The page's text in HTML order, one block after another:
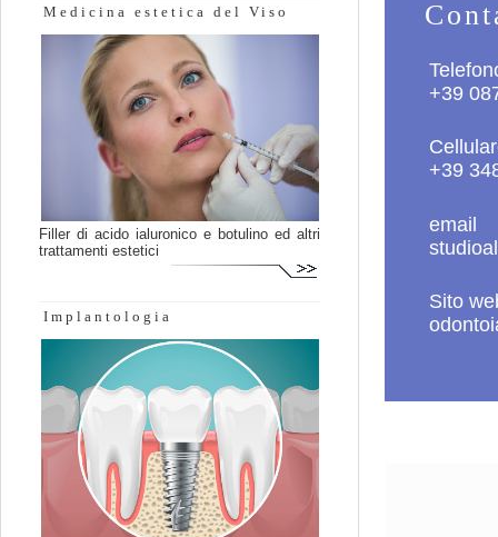
+39
+39
email
Sito
Medicina estetica del Viso
Filler di acido ialuronico e botulino ed altri
trattamenti estetici
Implantologia